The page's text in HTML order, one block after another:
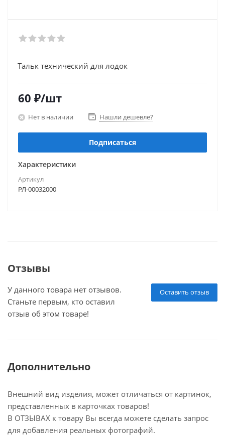
Тальк технический для лодок
60 ₽/шт
Нет в наличии Нашли дешевле?
Подписаться
Характеристики
Артикул
РЛ-00032000
Отзывы
Оставить отзыв
У данного товара нет отзывов.
Станьте первым, кто оставил
отзыв об этом товаре!
Дополнительно
Внешний вид изделия, может отличаться от картинок,
представленных в карточках товаров!
В ОТЗЫВАХ к товару Вы всегда можете сделать запрос
для добавления реальных фотографий.